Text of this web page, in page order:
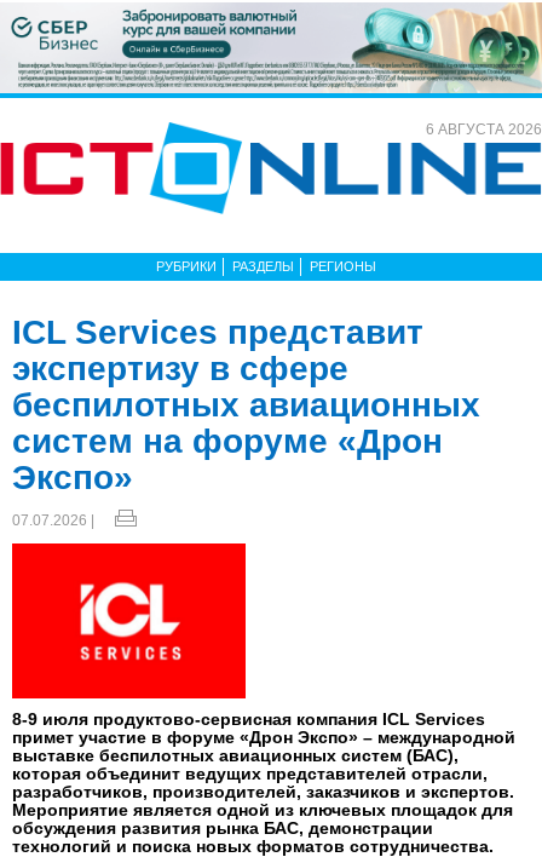
6 АВГУСТА 2026
РУБРИКИ РАЗДЕЛЫ РЕГИОНЫ
ICL Services представит
экспертизу в сфере
беспилотных авиационных
систем на форуме «Дрон
Экспо»
07.07.2026 |
8-9 июля продуктово-сервисная компания ICL Services
примет участие в форуме «Дрон Экспо» – международной
выставке беспилотных авиационных систем (БАС),
которая объединит ведущих представителей отрасли,
разработчиков, производителей, заказчиков и экспертов.
Мероприятие является одной из ключевых площадок для
обсуждения развития рынка БАС, демонстрации
технологий и поиска новых форматов сотрудничества.